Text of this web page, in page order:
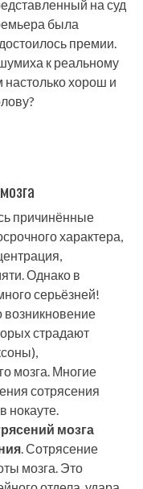
на суд
была
премии.
к реальному
хорош и
причинённые
характера,
Однако в
серьёзней!
возникновение
страдают
мозга. Многие
сотрясения
нокауте.
мозга
. Сотрясение
мозга. Это